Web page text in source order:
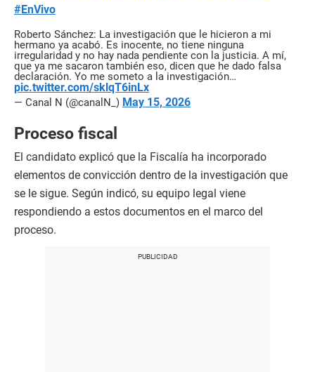
#EnVivo
Roberto Sánchez: La investigación que le hicieron a mi
hermano ya acabó. Es inocente, no tiene ninguna
irregularidad y no hay nada pendiente con la justicia. A mí,
que ya me sacaron también eso, dicen que he dado falsa
declaración. Yo me someto a la investigación…
pic.twitter.com/sklqT6inLx
— Canal N (@canalN_) May 15, 2026
Proceso fiscal
El candidato explicó que la Fiscalía ha incorporado
elementos de convicción dentro de la investigación que
se le sigue. Según indicó, su equipo legal viene
respondiendo a estos documentos en el marco del
proceso.